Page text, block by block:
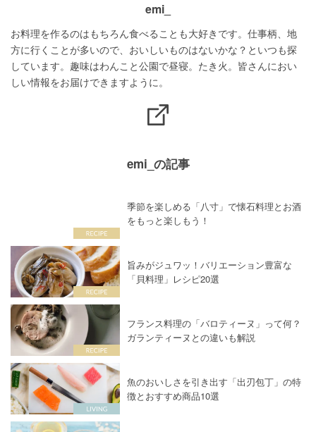
emi_
お料理を作るのはもちろん食べることも大好きです。仕事柄、地
方に行くことが多いので、おいしいものはないかな？といつも探
しています。趣味はわんこと公園で昼寝。たき火。皆さんにおい
しい情報をお届けできますように。
emi_の記事
季節を楽しめる「八寸」で懐石料理とお酒
をもっと楽しもう！
旨みがジュワッ！バリエーション豊富な
「貝料理」レシピ20選
フランス料理の「バロティーヌ」って何？
ガランティーヌとの違いも解説
魚のおいしさを引き出す「出刃包丁」の特
徴とおすすめ商品10選